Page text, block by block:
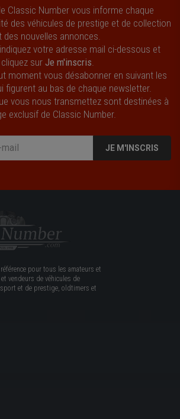
Classic Number vous informe chaque
des véhicules de prestige et de collection
des nouvelles annonces.
votre adresse mail ci-dessous et
cliquez sur Je m'inscris.
moment vous désabonner en suivant les
figurent au bas de chaque newsletter.
vous nous transmettez sont destinées à
exclusif de Classic Number.
JE M'INSCRIS
pour tous les amateurs et
vendeurs de véhicules de
et de prestige, oldtimers et